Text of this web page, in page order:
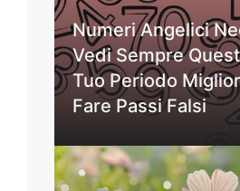
Numeri Angelici
Vedi Sempre
Tuo Periodo
Fare Passi Falsi